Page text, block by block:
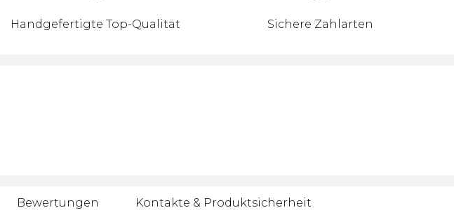
Handgefertigte Top-Qualität Sichere Zahlarten
Bewertungen Kontakte & Produktsicherheit